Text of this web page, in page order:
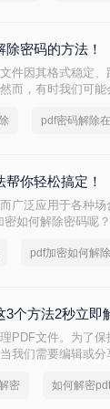
密码的方法！
件因其格式稳定
而，有时我们可
密码，以便能够对
pdf密码解除
你轻松搞定！
广泛应用于各种
如何解除密码呢
pdf加密如何解
3个方法2秒立即
PDF文件。为了保
我们需要编辑或
密 如何解密